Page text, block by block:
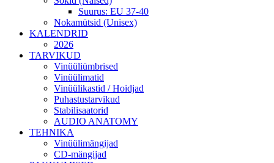
Suurus: EU 37-40
Nokamütsid (Unisex)
KALENDRID
2026
TARVIKUD
Vinüüliümbrised
Vinüülimatid
Vinüülikastid / Hoidjad
Puhastustarvikud
Stabilisaatorid
AUDIO ANATOMY
TEHNIKA
Vinüülimängijad
CD-mängijad